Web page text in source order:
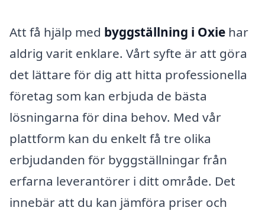
Att få hjälp med byggställning i Oxie har
aldrig varit enklare. Vårt syfte är att göra
det lättare för dig att hitta professionella
företag som kan erbjuda de bästa
lösningarna för dina behov. Med vår
plattform kan du enkelt få tre olika
erbjudanden för byggställningar från
erfarna leverantörer i ditt område. Det
innebär att du kan jämföra priser och